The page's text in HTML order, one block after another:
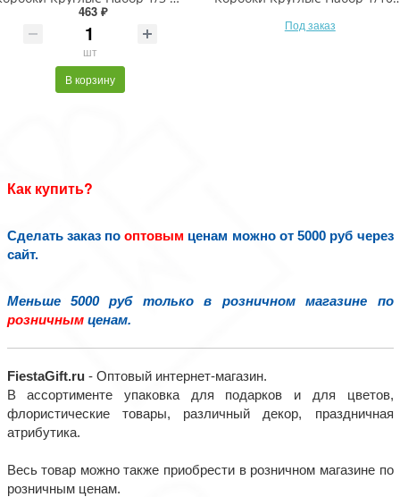
463 ₽
шт
В корзину
Под заказ
Как купить?
Сделать заказ пооптовым ценам можно от 5000 руб через
сайт.
Меньше 5000 руб только в розничном магазине по
розничнымценам.
FiestaGift.ru - Оптовый интернет-магазин.
В ассортименте упаковка для подарков и для цветов,
флористические товары, различный декор, праздничная
атрибутика.
Весь товар можно также приобрести в розничном магазине по
розничным ценам.